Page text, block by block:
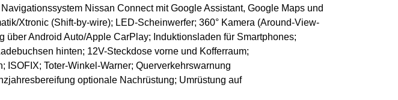
Nissan Connect mit Google Assistant, Google Maps und
Xtronic (Shift-by-wire); LED-Scheinwerfer; 360° Kamera (Around-View-
Android Auto/Apple CarPlay; Induktionsladen für Smartphones;
hinten; 12V-Steckdose vorne und Kofferraum;
Toter-Winkel-Warner; Querverkehrswarnung
optionale Nachrüstung; Umrüstung auf